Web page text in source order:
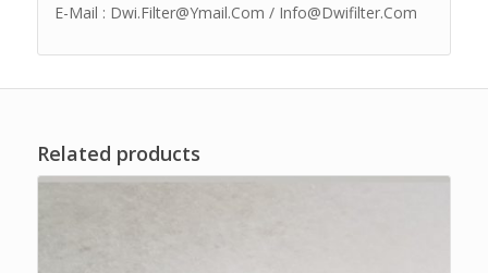
E-Mail : Dwi.Filter@Ymail.Com / Info@Dwifilter.Com
Related products